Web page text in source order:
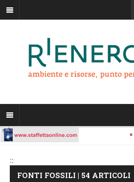
::
FONTI FOSSILI | 54 ARTICOLI